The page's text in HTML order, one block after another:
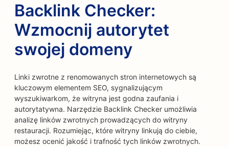
Backlink Checker:
Wzmocnij autorytet
swojej domeny
Linki zwrotne z renomowanych stron internetowych są
kluczowym elementem SEO, sygnalizującym
wyszukiwarkom, że witryna jest godna zaufania i
autorytatywna. Narzędzie Backlink Checker umożliwia
analizę linków zwrotnych prowadzących do witryny
restauracji. Rozumiejąc, które witryny linkują do ciebie,
możesz ocenić jakość i trafność tych linków zwrotnych.